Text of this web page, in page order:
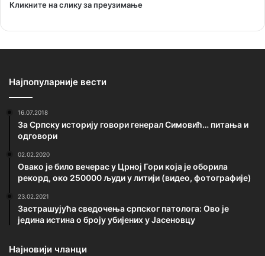
Кликните на слику за преузимање
Најпопуларније вести
16.07.2018
За Српску историју говори генерал Симовић… питања и
одговори
02.02.2020
Овако је било вечерас у Црној Гори која је оборила
рекорд, око 250000 људи у литији (видео, фотографије)
23.02.2021
Застрашујућа сведочења српског патолога: Ово је
једина истина о броју убијених у Јасеновцу
Најновији чланци